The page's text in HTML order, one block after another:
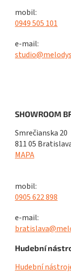
mobil:
0949 505 101
e-mail:
SHOWROOM
Smrečianska 20
811 05
MAPA
mobil:
0905 622 898
e-mail:
Hudební
Hudební